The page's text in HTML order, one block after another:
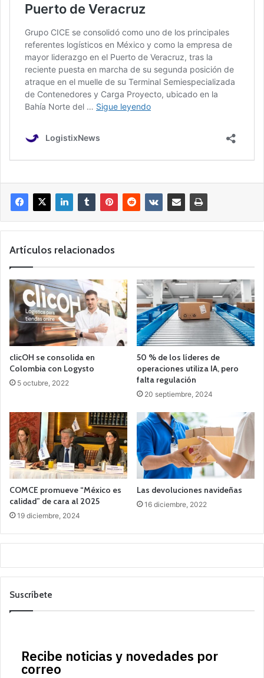
Artículos relacionados
clicOH se consolida en
Colombia con Logysto
5 octubre, 2022
50 % de los líderes de
operaciones utiliza IA, pero
falta regulación
20 septiembre, 2024
COMCE promueve “México es
calidad” de cara al 2025
19 diciembre, 2024
Las devoluciones navideñas
16 diciembre, 2022
Suscríbete
Recibe noticias y novedades por
correo